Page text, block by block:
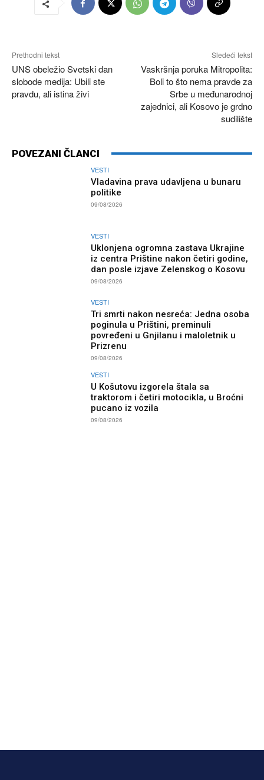
Prethodni tekst
UNS obeležio Svetski dan
slobode medija: Ubili ste
pravdu, ali istina živi
Sledeći tekst
Vaskršnja poruka Mitropolita:
Boli to što nema pravde za
Srbe u međunarodnoj
zajednici, ali Kosovo je grdno
sudilište
POVEZANI ČLANCI
VESTI
Vladavina prava udavljena u bunaru
politike
09/08/2026
VESTI
Uklonjena ogromna zastava Ukrajine
iz centra Prištine nakon četiri godine,
dan posle izjave Zelenskog o Kosovu
09/08/2026
VESTI
Tri smrti nakon nesreća: Jedna osoba
poginula u Prištini, preminuli
povređeni u Gnjilanu i maloletnik u
Prizrenu
09/08/2026
VESTI
U Košutovu izgorela štala sa
traktorom i četiri motocikla, u Broćni
pucano iz vozila
09/08/2026